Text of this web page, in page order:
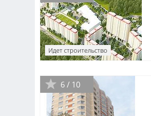
Идет строительство
6 / 10